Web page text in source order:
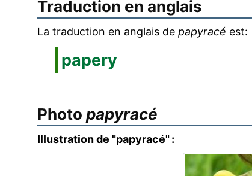
Traduction en anglais
La traduction en anglais de papyracé est:
papery
Photo papyracé
Illustration de "papyracé" :